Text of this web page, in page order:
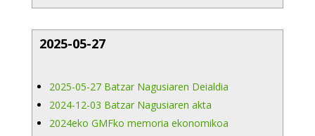
2025-05-27
2025-05-27 Batzar Nagusiaren Deialdia
2024-12-03 Batzar Nagusiaren akta
2024eko GMFko memoria ekonomikoa